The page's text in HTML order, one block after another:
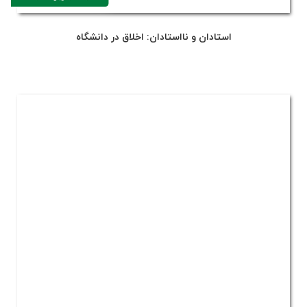
استادان و نااستادان: اخلاق در دانشگاه